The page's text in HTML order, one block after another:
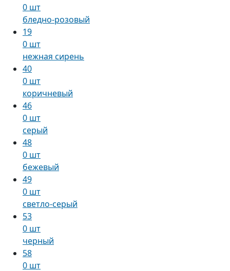
0 шт
бледно-розовый
19
0 шт
нежная сирень
40
0 шт
коричневый
46
0 шт
серый
48
0 шт
бежевый
49
0 шт
светло-серый
53
0 шт
черный
58
0 шт